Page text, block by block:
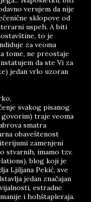
verujem da nije
sklopove od
uspeh. A biti
to je
za veoma
tome, ne preostaje
da ste Vi za
jedan vrlo uzoran
svakog pisanog
govorim) traje veoma
smatra
obaveštenost
zamenjeni
stvarnih, imamo tzv.
blog koji je
Ljiljana Pekić, sve
jedan značajan
estradne
i hohštapleraja.